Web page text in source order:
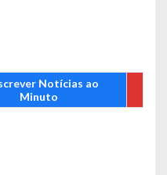
Notícias ao
Minuto